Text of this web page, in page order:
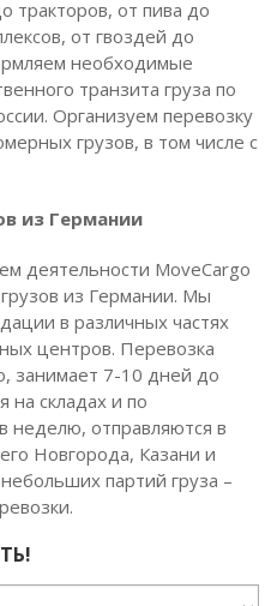
тракторов, от пива до
от гвоздей до
необходимые
транзита груза по
Организуем перевозку
грузов, в том числе с
из Германии
деятельности MoveCargo
из Германии. Мы
в различных частях
центров. Перевозка
занимает 7-10 дней до
складах и по
неделю, отправляются в
Новгорода, Казани и
партий груза –